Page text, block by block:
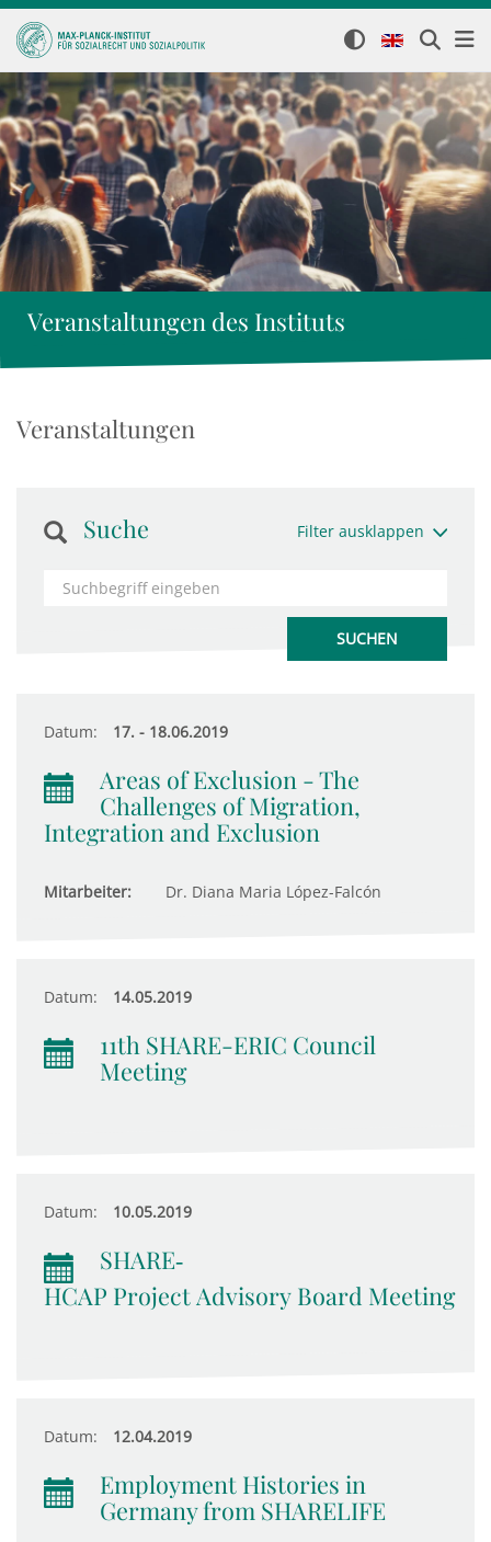
Veranstaltungen des Instituts
Veranstaltungen
Suche Filter ausklappen
Datum: 17. - 18.06.2019
Areas of Exclusion - The
Challenges of Migration,
Integration and Exclusion
Mitarbeiter: Dr. Diana Maria López-Falcón
Datum: 14.05.2019
11th SHARE-ERIC Council
Meeting
Datum: 10.05.2019
SHARE‐
HCAP Project Advisory Board Meeting
Datum: 12.04.2019
Employment Histories in
Germany from SHARELIFE